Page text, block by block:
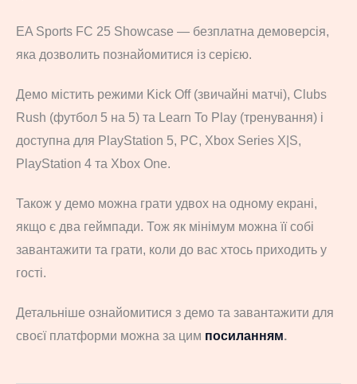
EA Sports FC 25 Showcase — безплатна демоверсія,
яка дозволить познайомитися із серією.
Демо містить режими Kick Off (звичайні матчі), Clubs
Rush (футбол 5 на 5) та Learn To Play (тренування) і
доступна для PlayStation 5, PC, Xbox Series X|S,
PlayStation 4 та Xbox One.
Також у демо можна грати удвох на одному екрані,
якщо є два геймпади. Тож як мінімум можна її собі
завантажити та грати, коли до вас хтось приходить у
гості.
Детальніше ознайомитися з демо та завантажити для
своєї платформи можна за цим посиланням.